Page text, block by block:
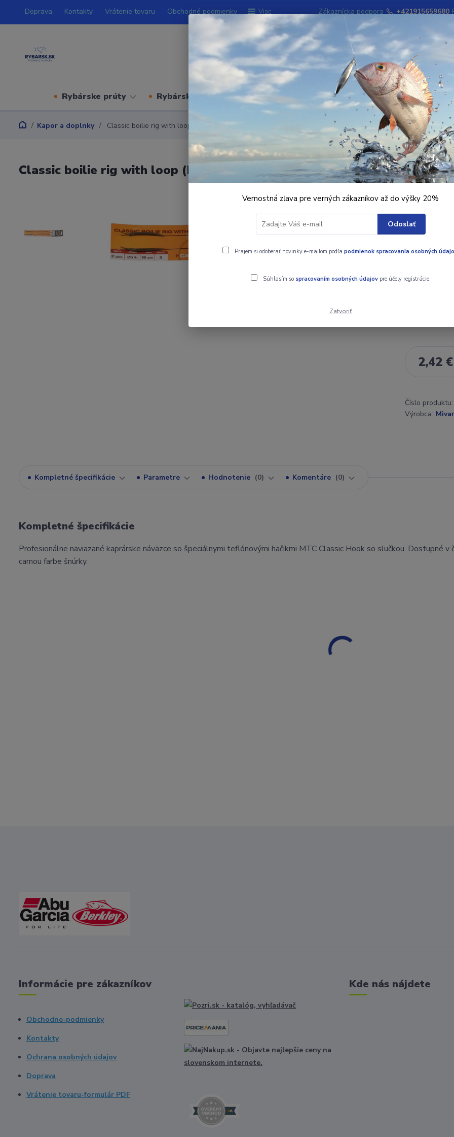
Doprava Kontakty Vrátenie tovaru Obchodné podmienky Viac
Hľadať
Zákaznícka podpora +421915659680
Rybárske prúty Rybárske navijáky Signalizátory záberu Kempingový
Kapor a doplnky Classic boilie rig with loop (No.4 - čierna)
Classic boilie rig with loop (No.4 - čierna)
Ohodnotiť
hačikmi MTC
šnúrky.celý
2,42 €
Číslo produktu:
Výrobca:
Kompletné špecifikácie Parametre Hodnotenie 0 Komentáre 0
Kompletné špecifikácie
Profesionálne naviazané kaprárske náväzce so špeciálnymi teflónovými hačikmi MTC Classic Hook so slučkou. Dostupné v
camou farbe šnúrky.
Informácie pre zákazníkov
Obchodne-podmienky
Kontakty
Ochrana osobných údajov
Doprava
Vrátenie tovaru-formulár PDF
Kde nás nájdete
Vernostná zľava pre verných zákazníkov až do výšky 20%
Odoslať
Prajem si odoberať novinky e-mailom podľa podmienok spracovania osobných
Súhlasím so spracovaním osobných údajovpre účely registrácie.
Zatvoriť